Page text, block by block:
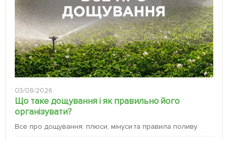
03/08/2026
Що таке дощування і як правильно його
організувати?
Все про дощування: плюси, мінуси та правила поливу